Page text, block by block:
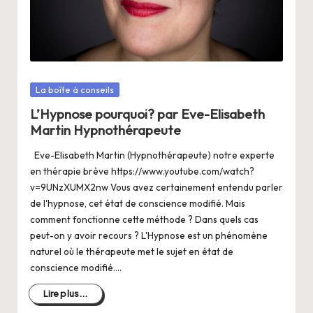
e
r
s
a
V
ie
Posté
La boîte à conseils
L’Hypnose pourquoi? par Eve-Elisabeth
Martin Hypnothérapeute
Eve-Elisabeth Martin (Hypnothérapeute) notre experte
en thérapie brève https://www.youtube.com/watch?
v=9UNzXUMX2nw Vous avez certainement entendu parler
de l'hypnose, cet état de conscience modifié. Mais
comment fonctionne cette méthode ? Dans quels cas
peut-on y avoir recours ? L'Hypnose est un phénomène
naturel où le thérapeute met le sujet en état de
conscience modifié.…
Lire plus...